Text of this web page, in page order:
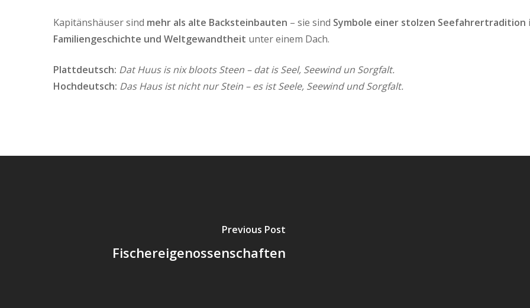
Kapitänshäuser sind mehr als alte Backsteinbauten – sie sind Symbole einer stolzen Seefahrertradition
Familiengeschichte und Weltgewandtheit unter einem Dach.
Plattdeutsch: Dat Huus is nix bloots Steen – dat is Seel, Seewind un Sorgfalt.
Hochdeutsch: Das Haus ist nicht nur Stein – es ist Seele, Seewind und Sorgfalt.
Previous Post
Fischereigenossenschaften